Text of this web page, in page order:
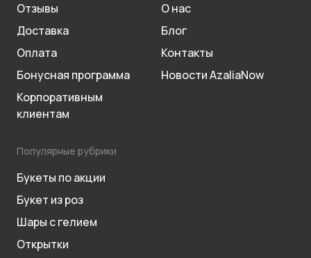
Отзывы
Доставка
Оплата
Бонусная программа
Корпоративным
клиентам
О нас
Блог
Контакты
Новости AzaliaNow
Популярные рубрики
Букеты по акции
Букет из роз
Шары с гелием
Открытки